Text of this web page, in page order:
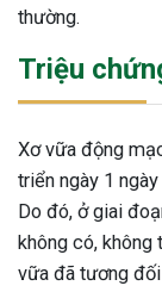
thường.
Triệu
Xơ vữa động
triển ngày 1
Do đó, ở giai
không có,
vữa đã tương